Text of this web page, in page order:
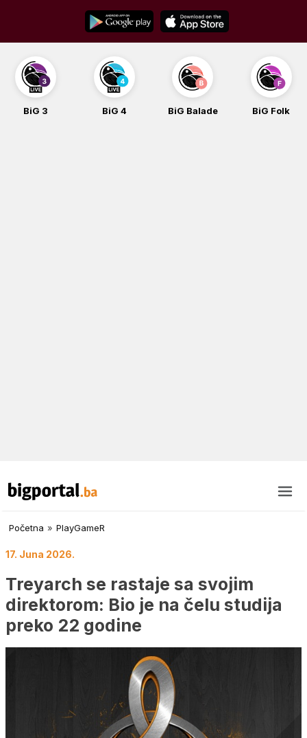
content
BiG 3 BiG 4 BiG Balade BiG Folk
Početna » PlayGameR
17. Juna 2026.
Treyarch se rastaje sa svojim
direktorom: Bio je na čelu studija
preko 22 godine